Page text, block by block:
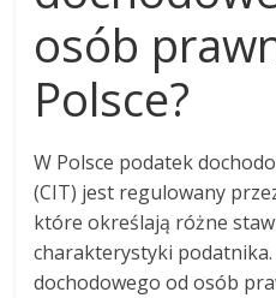
osób
Polsce?
W Polsce podatek
(CIT) jest regulowany
które określają różne
charakterystyki
dochodowego od osób